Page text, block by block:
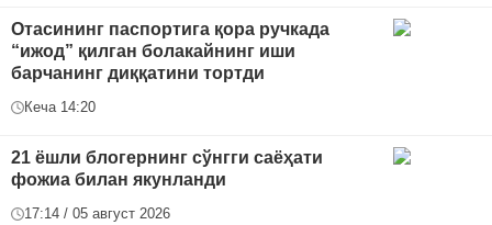
Отасининг паспортига қора ручкада
“ижод” қилган болакайнинг иши
барчанинг диққатини тортди
Кеча 14:20
21 ёшли блогернинг сўнгги саёҳати
фожиа билан якунланди
17:14 / 05 август 2026